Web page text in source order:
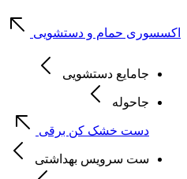
اکسسوری حمام و دستشویی
جامایع دستشویی
جاحوله
دست خشک کن برقی
ست سرویس بهداشتی